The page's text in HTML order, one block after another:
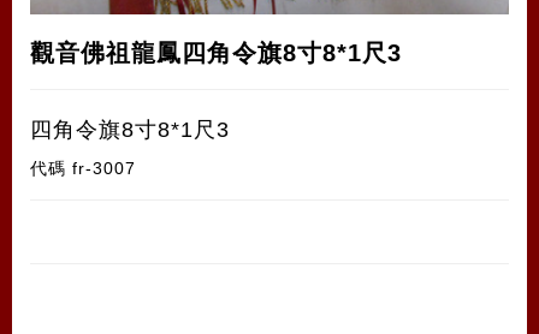
觀音佛祖龍鳳四角令旗8寸8*1尺3
四角令旗8寸8*1尺3
代碼 fr-3007